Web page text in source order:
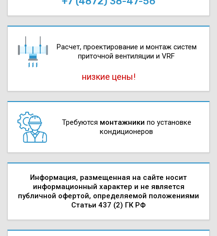
Расчет, проектирова­ние и монтаж систем
приточной вентиляции и VRF
низкие цены!
Требуются монтажники по установке
кондиционеров
Информация, размещенная на сайте носит
информационный характер и не является
публичной офертой, определяемой положениями
Статьи 437 (2) ГК РФ